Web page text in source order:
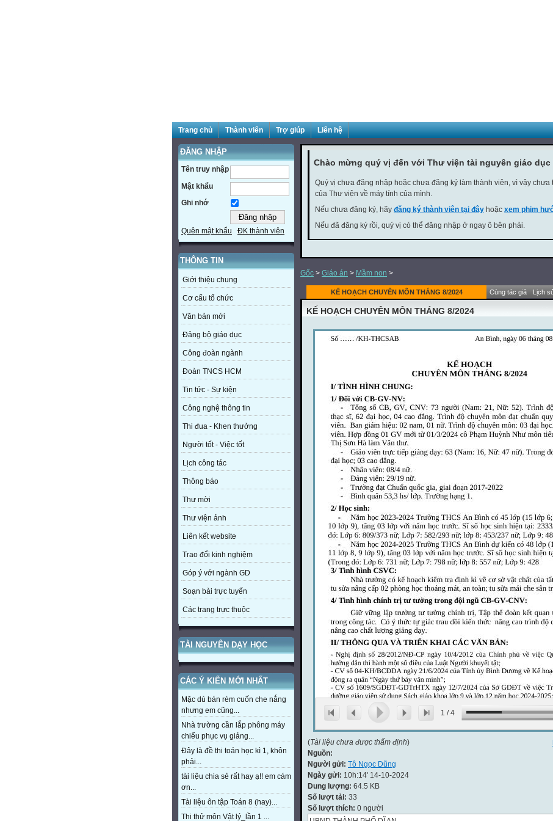
Trang chủ Thành viên Trợ giúp Liên hệ
ĐĂNG NHẬP
Tên truy nhập
Mật khẩu
Ghi nhớ
Quên mật khẩu ĐK thành viên
THÔNG TIN
Giới thiệu chung
Cơ cấu tổ chức
Văn bản mới
Đảng bộ giáo dục
Công đoàn ngành
Đoàn TNCS HCM
Tin tức - Sự kiện
Công nghệ thông tin
Thi đua - Khen thưởng
Người tốt - Việc tốt
Lịch công tác
Thông báo
Thư mời
Thư viện ảnh
Liên kết website
Trao đổi kinh nghiệm
Góp ý với ngành GD
Soạn bài trực tuyến
Các trang trực thuộc
TÀI NGUYÊN DẠY HỌC
CÁC Ý KIẾN MỚI NHẤT
Mặc dù bán rèm cuốn che nắng
nhưng em cũng...
Nhà trường cần lắp phông máy
chiếu phục vụ giảng...
Đây là đề thi toán học kì 1, khôn
phải...
tài liệu chia sẻ rất hay ạ!! em cám
ơn...
Tài liệu ôn tập Toán 8 (hay)...
Thi thử môn Vật lý_lần 1 ...
Chào mừng quý vị đến với Thư viện tài nguyên giáo
Quý vị chưa đăng nhập hoặc chưa đăng ký làm thành viên, vì vậy
của Thư viện về máy tính của mình.
Nếu chưa đăng ký, hãy đăng ký thành viên tại đây hoặc xem phim
Nếu đã đăng ký rồi, quý vị có thể đăng nhập ở ngay ô bên phải.
Gốc > Giáo án > Mầm non >
KẾ HOẠCH CHUYÊN MÔN THÁNG 8/2024 Cùng tác giả Lịch
KẾ HOẠCH CHUYÊN MÔN THÁNG 8/2024
1 /4
(Tài liệu chưa được thẩm định)
Nguồn:
Người gửi: Tô Ngọc Dũng
Ngày gửi: 10h:14' 14-10-2024
Dung lượng: 64.5 KB
Số lượt tải: 33
Số lượt thích: 0 người